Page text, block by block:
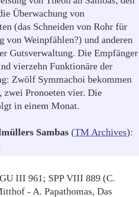
Überwachung von
(das Schneiden von Rohr für
von Weinpfählen?) und anderen
Gutsverwaltung. Die Empfänger
vierzehn Funktionäre der
Zwölf Symmachoi bekommen
Pronoeten vier. Die
in einem Monat.
Sambas (TM Archives):
III 961; SPP VIII 889 (C.
- A. Papathomas, Das